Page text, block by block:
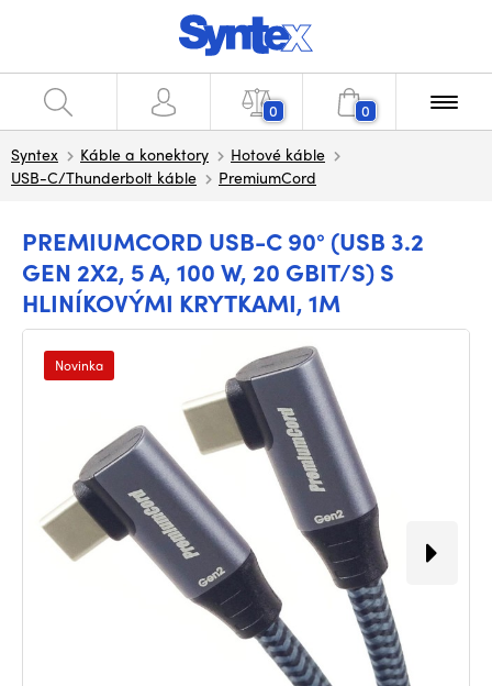
0 0
Syntex Káble a konektory
Hotové káble
USB-C/Thunderbolt káble
PremiumCord
PREMIUMCORD USB-C 90° (USB 3.2
GEN 2X2, 5 A, 100 W, 20 GBIT/S) S
HLINÍKOVÝMI KRYTKAMI, 1M
Novinka